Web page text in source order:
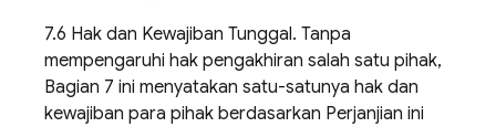
7.6 Hak dan Kewajiban Tunggal. Tanpa
mempengaruhi hak pengakhiran salah satu pihak,
Bagian 7 ini menyatakan satu-satunya hak dan
kewajiban para pihak berdasarkan Perjanjian ini